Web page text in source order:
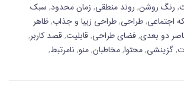
, رنگ روشن, روند منطقی, زمان محدود, سبک
اجتماعی,طراحی,طراحی زیبا و جذاب,ظاهر
دو بعدی,فضای طراحی,قابلیت,قصد کاربر,
,گزینشی,محتوا,مخاطبان,منو, نامرتبط,